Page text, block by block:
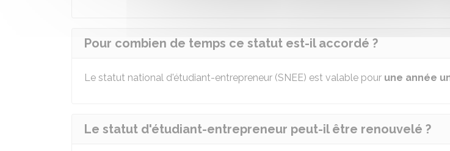
Pour combien de temps ce statut est-il accordé ?
Le statut national d'étudiant-entrepreneur (SNEE) est valable pour une année
Le statut d'étudiant-entrepreneur peut-il être renouvelé ?